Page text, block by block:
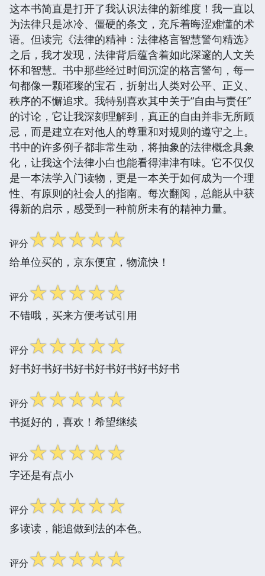
这本书简直是打开了我认识法律的新维度！我一直以
为法律只是冰冷、僵硬的条文，充斥着晦涩难懂的术
语。但读完《法律的精神：法律格言智慧警句精选》
之后，我才发现，法律背后蕴含着如此深邃的人文关
怀和智慧。书中那些经过时间沉淀的格言警句，每一
句都像一颗璀璨的宝石，折射出人类对公平、正义、
秩序的不懈追求。我特别喜欢其中关于“自由与责任”
的讨论，它让我深刻理解到，真正的自由并非无所顾
忌，而是建立在对他人的尊重和对规则的遵守之上。
书中的许多例子都非常生动，将抽象的法律概念具象
化，让我这个法律小白也能看得津津有味。它不仅仅
是一本法学入门读物，更是一本关于如何成为一个理
性、有原则的社会人的指南。每次翻阅，总能从中获
得新的启示，感受到一种前所未有的精神力量。
评分☆☆☆☆☆
给单位买的，京东便宜，物流快！
评分☆☆☆☆☆
不错哦，买来方便考试引用
评分☆☆☆☆☆
好书好书好书好书好书好书好书好书
评分☆☆☆☆☆
书挺好的，喜欢！希望继续
评分☆☆☆☆☆
字还是有点小
评分☆☆☆☆☆
多读读，能追做到法的本色。
评分☆☆☆☆☆